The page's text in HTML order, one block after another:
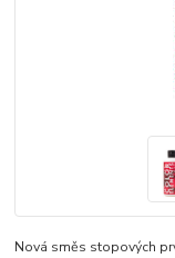
Nová směs stopových